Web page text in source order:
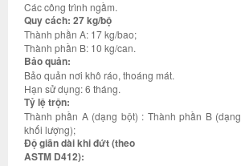
Các công trình ngầm.
Quy cách: 27 kg/bộ
Thành phần A: 17 kg/bao;
Thành phần B: 10 kg/can.
Bảo quản:
Bảo quản nơi khô ráo, thoáng mát.
Hạn sử dụng: 6 tháng.
Tỷ lệ trộn:
Thành phần A (dạng bột) : Thành phần B
khối lượng);
Độ giãn dài khi đứt (theo
ASTM D412):